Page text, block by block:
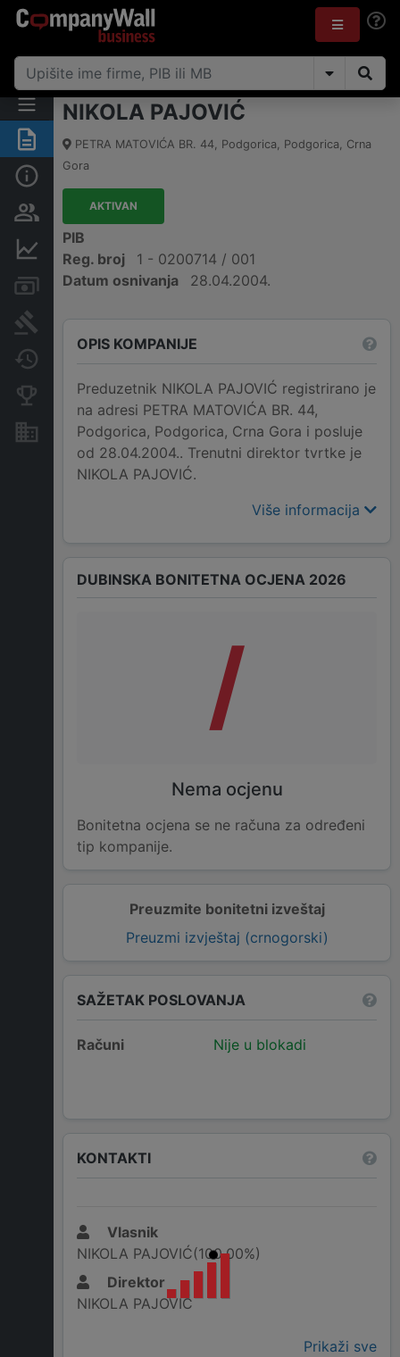
Sažetak
Osobe i vlasništvo
Računi i blokade
Arhiva sudskih objava
Konkurentne kompanije
Nekretnine i imovina
NIKOLA PAJOVIĆ
PETRA MATOVIĆA BR. 44, Podgorica, Podgorica, Crna
Gora
AKTIVAN
PIB
Reg. broj
1 - 0200714 / 001
Datum osnivanja
28.04.2004.
OPIS KOMPANIJE
Preduzetnik NIKOLA PAJOVIĆ registrirano je
na adresi PETRA MATOVIĆA BR. 44,
Podgorica, Podgorica, Crna Gora i posluje
od 28.04.2004.. Trenutni direktor tvrtke je
NIKOLA PAJOVIĆ.
Više informacija
Preuzmite bonitetni izveštaj
Preuzmi izvještaj (crnogorski)
DUBINSKA BONITETNA OCJENA 2026
/
Nema ocjenu
Bonitetna ocjena se ne računa za određeni
tip kompanije.
SAŽETAK POSLOVANJA
Računi Nije u blokadi
KONTAKTI
Vlasnik
NIKOLA PAJOVIĆ(100,00%)
Direktor
NIKOLA PAJOVIĆ
Prikaži sve